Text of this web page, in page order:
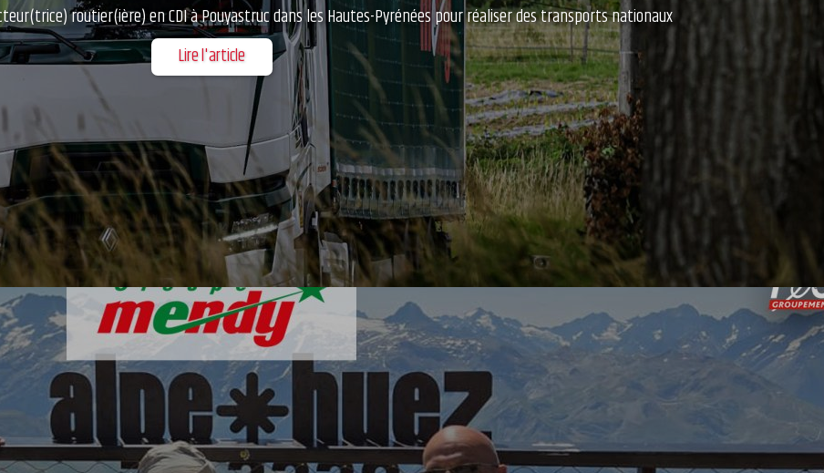
routier(ière) en CDI à Pouyastruc dans les Hautes-Pyrénées pour réaliser des transports nationaux
Lire l'article